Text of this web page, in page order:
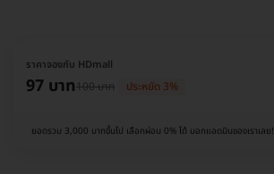
ราคาจองกับ HDmall
97 บาท100 บาท ประหยัด 3%
ยอดรวม 3,000 บาทขึ้นไป เลือกผ่อน 0% ได้ บอกแอดมินของเราเลย!